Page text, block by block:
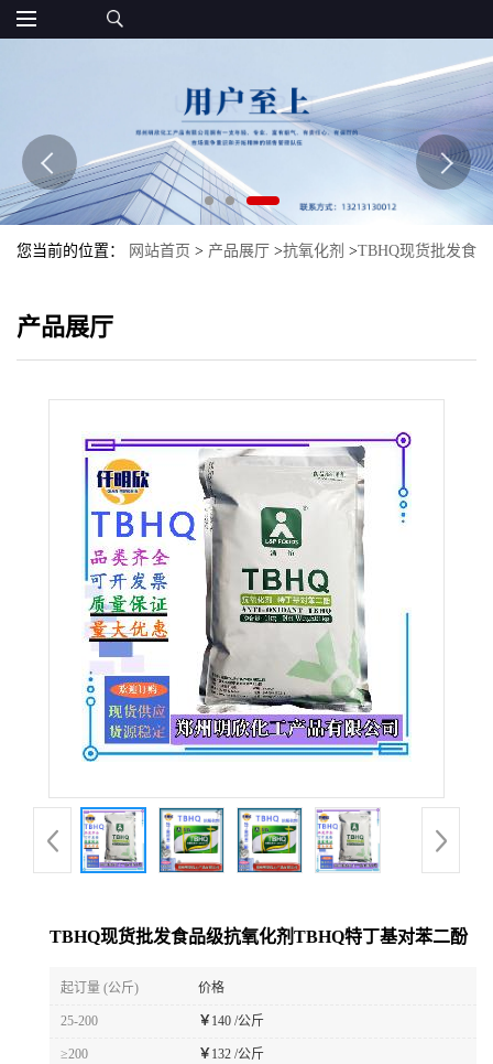
您当前的位置： 网站首页 > 产品展厅 >抗氧化剂 >TBHQ现货批发食
产品展厅
TBHQ现货批发食品级抗氧化剂TBHQ特丁基对苯二酚
起订量 (公斤) 价格
25-200 ￥ 140 /公斤
≥200 ￥ 132 /公斤